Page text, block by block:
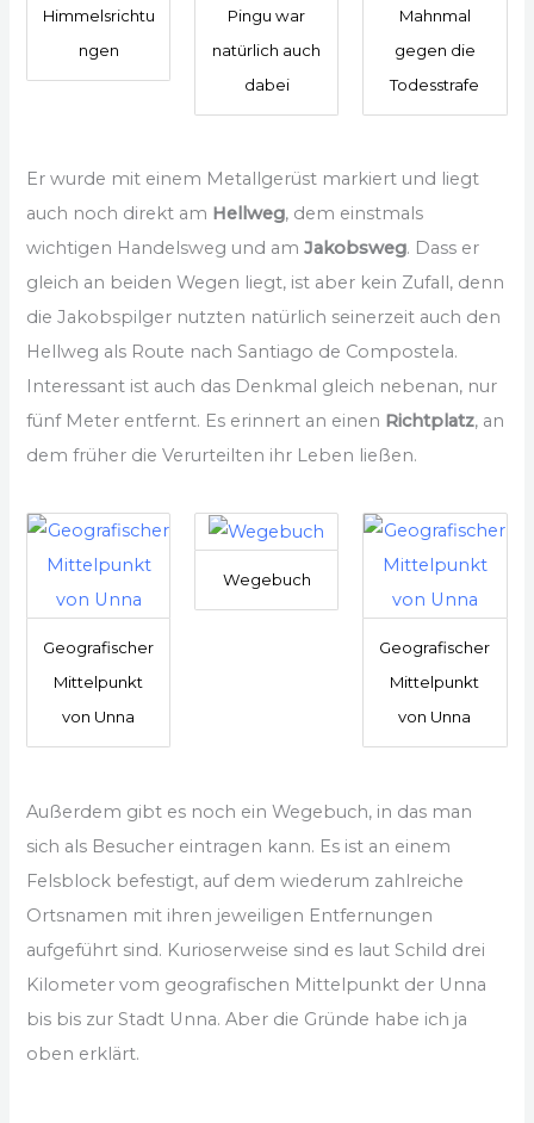
Himmelsrichtu
ngen
Pingu war
natürlich auch
dabei
Mahnmal
gegen die
Todesstrafe
Er wurde mit einem Metallgerüst markiert und liegt
auch noch direkt am Hellweg, dem einstmals
wichtigen Handelsweg und amJakobsweg. Dass er
gleich an beiden Wegen liegt, ist aber kein Zufall, denn
die Jakobspilger nutzten natürlich seinerzeit auch den
Hellweg als Route nach Santiago de Compostela.
Interessant ist auch das Denkmal gleich nebenan, nur
fünf Meter entfernt. Es erinnert an einen Richtplatz, an
dem früher die Verurteilten ihr Leben ließen.
Geografischer
Mittelpunkt
von Unna
Wegebuch
Geografischer
Mittelpunkt
von Unna
Außerdem gibt es noch ein Wegebuch, in das man
sich als Besucher eintragen kann. Es ist an einem
Felsblock befestigt, auf dem wiederum zahlreiche
Ortsnamen mit ihren jeweiligen Entfernungen
aufgeführt sind. Kurioserweise sind es laut Schild drei
Kilometer vom geografischen Mittelpunkt der Unna
bis bis zur Stadt Unna. Aber die Gründe habe ich ja
oben erklärt.